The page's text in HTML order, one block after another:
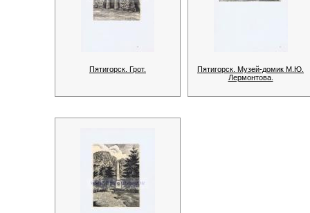
Пятигорск. Грот.
Пятигорск. Музей-домик М.Ю.
Лермонтова.